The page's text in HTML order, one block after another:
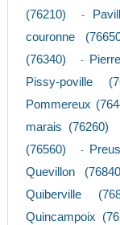
(76210)
-
couronne
(76340)
-
Pissy-poville
Pommereux
marais (76260)
(76560)
-
Quevillon
Quiberville
Quincampoix